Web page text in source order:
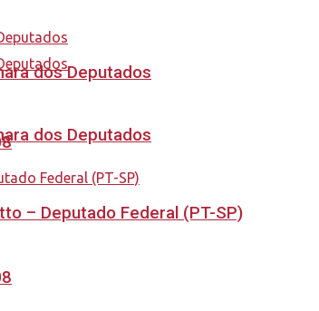
dos Deputados
dos Deputados
– Deputado Federal (PT-SP)